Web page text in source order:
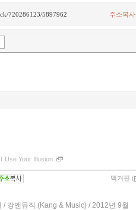
720286123/5897962 주소복사
ｌ Use Your Illusion
맥거핀 (
/ 강앤뮤직 (Kang & Music) / 2012년 9월